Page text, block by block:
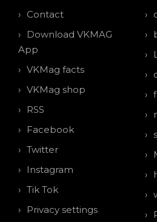
Contact
Download VKMAG
App
VKMag facts
VKMag shop
RSS
Facebook
Twitter
Instagram
Tik Tok
Privacy settings